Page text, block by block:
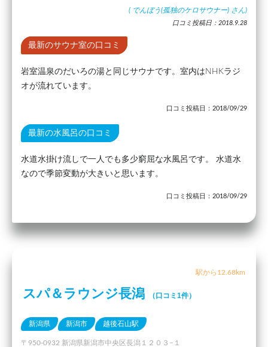
( でんぼう(孤独のケロサウナー) さん)
口コミ投稿日：2018.9.28
最新のサウナ室の口コミ
岩室温泉のだいろの湯と同じサウナです。室内はNHKラジ
オが流れています。
口コミ投稿日：2018/09/29
最新の水風呂の口コミ
水道水掛け流しで一人でも多少窮屈な水風呂です。 水道水
なので季節変動が大きいと思います。
口コミ投稿日：2018/09/29
駅から12.68km
スパ＆ラウンジ長潟 （口コミ1件）
新潟県 新潟市 越後石山駅
〒950-0932 新潟県新潟市中央区長潟１２０３−１